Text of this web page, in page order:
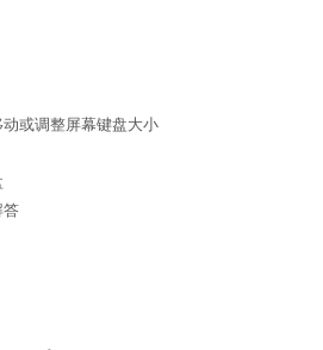
或调整屏幕键盘大小
答